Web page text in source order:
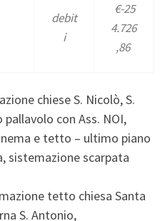
debit
i
€-25
4.726
,86
chiese S. Nicolò, S.
con Ass. NOI,
e tetto – ultimo piano
sistemazione scarpata
tetto chiesa Santa
S. Antonio,